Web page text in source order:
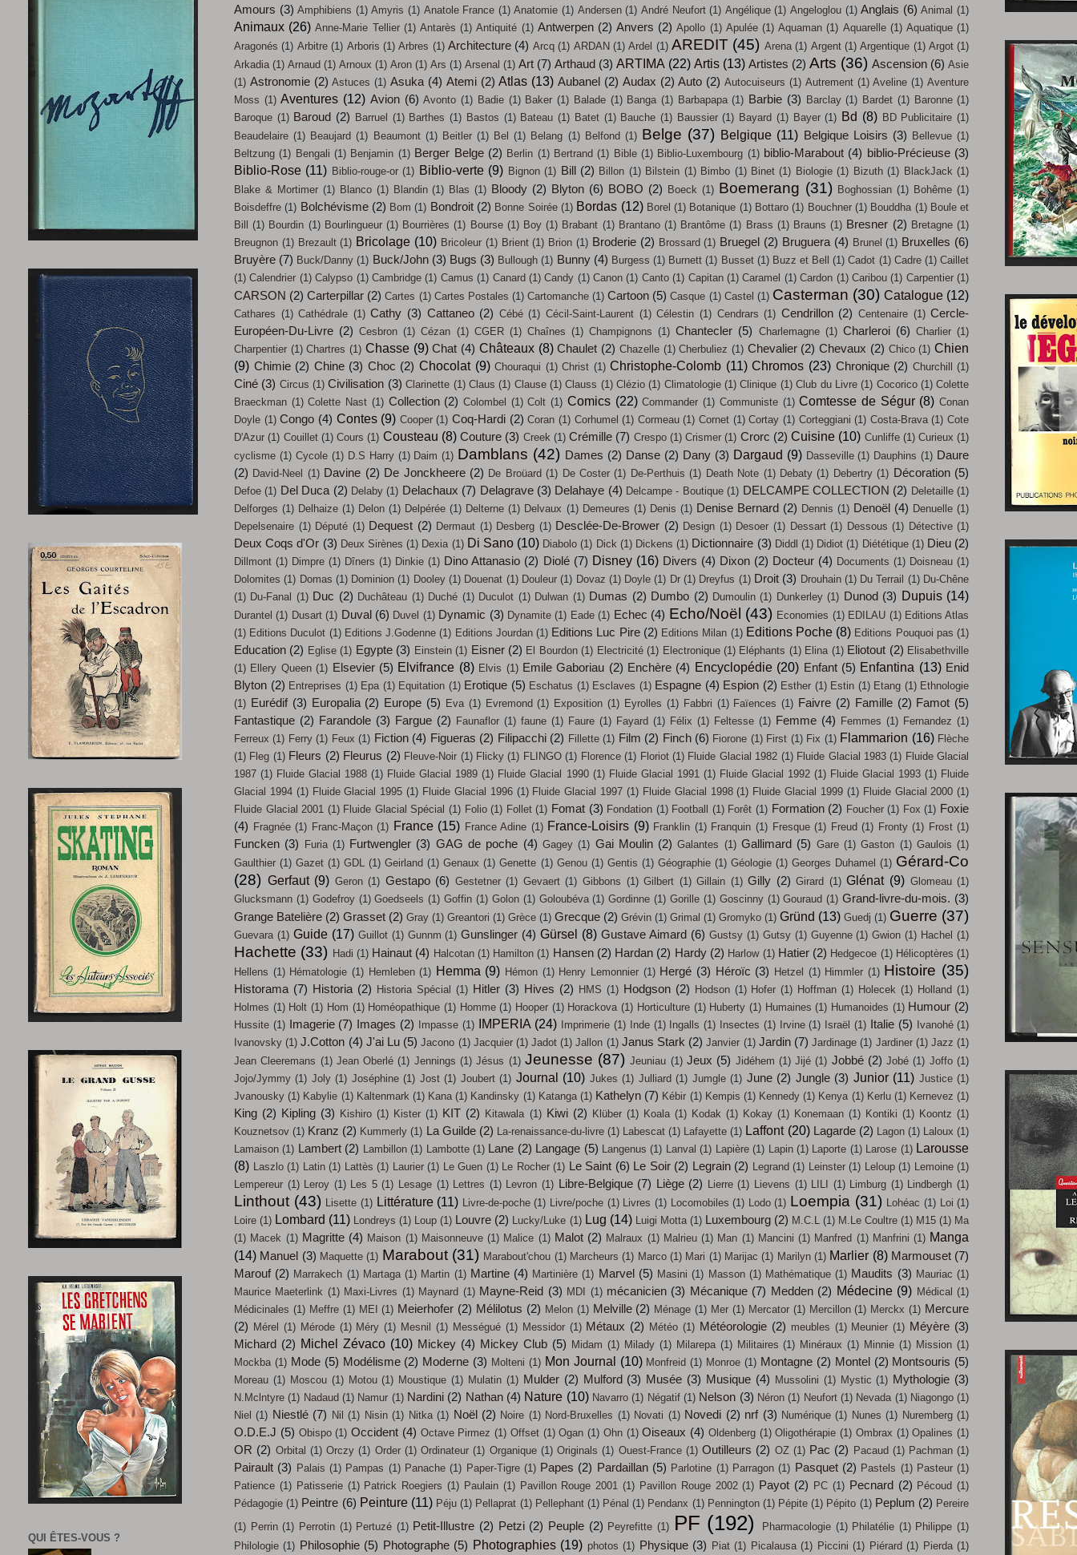
Amours (3) Amphibiens (1) Amyris (1) Anatole France (1) Anatomie (1) Andersen (1) André Neufort (1) Angélique (1) Angeloglou (1) Anglais (6) Animal (1)
Animaux (26) Anne-Marie Tellier (1) Antarès (1) Antiquité (1) Antwerpen (2) Anvers (2) Apollo (1) Apulée (1) Aquaman (1) Aquarelle (1) Aquatique (1)
Aragonés (1) Arbitre (1) Arboris (1) Arbres (1) Architecture (4) Arcq (1) ARDAN (1) Ardel (1) AREDIT (45) Arena (1) Argent (1) Argentique (1) Argot (1)
Arkadia (1) Arnaud (1) Arnoux (1) Aron (1) Ars (1) Arsenal (1) Art (7) Arthaud (3) ARTIMA (22) Artis (13) Artistes (2) Arts (36) Ascension (6) Asie
(1) Astronomie (2) Astuces (1) Asuka (4) Atemi (2) Atlas (13) Aubanel (2) Audax (2) Auto (2) Autocuiseurs (1) Autrement (1) Aveline (1) Aventure
Moss (1) Aventures (12) Avion (6) Avonto (1) Badie (1) Baker (1) Balade (1) Banga (1) Barbapapa (1) Barbie (3) Barclay (1) Bardet (1) Baronne (1)
Baroque (1) Baroud (2) Barruel (1) Barthes (1) Bastos (1) Bateau (1) Batet (1) Bauche (1) Baussier (1) Bayard (1) Bayer (1) Bd (8) BD Publicitaire (1)
Beaudelaire (1) Beaujard (1) Beaumont (1) Beitler (1) Bel (1) Belang (1) Belfond (1) Belge (37) Belgique (11) Belgique Loisirs (3) Bellevue (1)
Beltzung (1) Bengali (1) Benjamin (1) Berger Belge (2) Berlin (1) Bertrand (1) Bible (1) Biblio-Luxembourg (1) biblio-Marabout (4) biblio-Précieuse (3)
Biblio-Rose (11) Biblio-rouge-or (1) Biblio-verte (9) Bignon (1) Bill (2) Billon (1) Bilstein (1) Bimbo (1) Binet (1) Biologie (1) Bizuth (1) BlackJack (1)
Blake & Mortimer (1) Blanco (1) Blandin (1) Blas (1) Bloody (2) Blyton (6) BOBO (2) Boeck (1) Boemerang (31) Boghossian (1) Bohême (1)
Boisdeffre (1) Bolchévisme (2) Bom (1) Bondroit (2) Bonne Soirée (1) Bordas (12) Borel (1) Botanique (1) Bottaro (1) Bouchner (1) Bouddha (1) Boule et
Bill
(1) Bourdin (1) Bourlingueur (1) Bourrières (1) Bourse (1) Boy (1) Brabant (1) Brantano (1) Brantôme (1) Brass (1) Brauns (1) Bresner (2) Bretagne (1)
Breugnon (1) Brezault (1) Bricolage (10) Bricoleur (1) Brient (1) Brion (1) Broderie (2) Brossard (1) Bruegel (2) Bruguera (4) Brunel (1) Bruxelles (6)
Bruyère (7) Buck/Danny (1) Buck/John (3) Bugs (3) Bullough (1) Bunny (4) Burgess (1) Burnett (1) Busset (1) Buzz et Bell (1) Cadot (1) Cadre (1) Caillet
(1) Calendrier (1) Calypso (1) Cambridge (1) Camus (1) Canard (1) Candy (1) Canon (1) Canto (1) Capitan (1) Caramel (1) Cardon (1) Caribou (1) Carpentier (1)
CARSON (2) Carterpillar (2) Cartes (1) Cartes Postales (1) Cartomanche (1) Cartoon (5) Casque (1) Castel (1) Casterman (30) Catalogue (12)
Cathares (1) Cathédrale (1) Cathy (3) Cattaneo (2) Cébé (1) Cécil-Saint-Laurent (1) Célestin (1) Cendrars (1) Cendrillon (2) Centenaire (1) Cercle-
Européen-Du-Livre (2) Cesbron (1) Cézan (1) CGER (1) Chaînes (1) Champignons (1) Chantecler (5) Charlemagne (1) Charleroi (6) Charlier (1)
Charpentier (1) Chartres (1) Chasse (9) Chat (4) Châteaux (8) Chaulet (2) Chazelle (1) Cherbuliez (1) Chevalier (2) Chevaux (2) Chico (1) Chien
(9) Chimie (2) Chine (3) Choc (2) Chocolat (9) Chouraqui (1) Christ (1) Christophe-Colomb (11) Chromos (23) Chronique (2) Churchill (1)
Ciné (3) Circus (1) Civilisation (3) Clarinette (1) Claus (1) Clause (1) Clauss (1) Clézio (1) Climatologie (1) Clinique (1) Club du Livre (1) Cocorico (1) Colette
Braeckman (1) Colette Nast (1) Collection (2) Colombel (1) Colt (1) Comics (22) Commander (1) Communiste (1) Comtesse de Ségur (8) Conan
Doyle (1) Congo (4) Contes (9) Cooper (1) Coq-Hardi (2) Coran (1) Corhumel (1) Cormeau (1) Cornet (1) Cortay (1) Corteggiani (1) Costa-Brava (1) Cote
D'Azur (1) Couillet (1) Cours (1) Cousteau (8) Couture (3) Creek (1) Crémille (7) Crespo (1) Crismer (1) Crorc (2) Cuisine (10) Cunliffe (1) Curieux (1)
cyclisme (1) Cycole (1) D.S Harry (1) Daim (1) Damblans (42) Dames (2) Danse (2) Dany (3) Dargaud (9) Dasseville (1) Dauphins (1) Daure
(2) David-Neel (1) Davine (2) De Jonckheere (2) De Broüard (1) De Coster (1) De-Perthuis (1) Death Note (1) Debaty (1) Debertry (1) Décoration (5)
Defoe (1) Del Duca (2) Delaby (1) Delachaux (7) Delagrave (3) Delahaye (4) Delcampe - Boutique (1) DELCAMPE COLLECTION (2) Deletaille (1)
Delforges (1) Delhaize (1) Delon (1) Delpérée (1) Delterne (1) Delvaux (1) Demeures (1) Denis (1) Denise Bernard (2) Dennis (1) Denoël (4) Denuelle (1)
Depelsenaire (1) Député (1) Dequest (2) Dermaut (1) Desberg (1) Desclée-De-Brower (2) Design (1) Desoer (1) Dessart (1) Dessous (1) Détective (1)
Deux Coqs d'Or (3) Deux Sirènes (1) Dexia (1) Di Sano (10) Diabolo (1) Dick (1) Dickens (1) Dictionnaire (3) Diddl (1) Didiot (1) Diététique (1) Dieu (2)
Dillmont (1) Dimpre (1) Dîners (1) Dinkie (1) Dino Attanasio (2) Diolé (7) Disney (16) Divers (4) Dixon (2) Docteur (4) Documents (1) Doisneau (1)
Dolomites (1) Domas (1) Dominion (1) Dooley (1) Douenat (1) Douleur (1) Dovaz (1) Doyle (1) Dr (1) Dreyfus (1) Droit (3) Drouhain (1) Du Terrail (1) Du-Chêne
(1) Du-Fanal (1) Duc (2) Duchâteau (1) Duché (1) Duculot (1) Dulwan (1) Dumas (2) Dumbo (2) Dumoulin (1) Dunkerley (1) Dunod (3) Dupuis (14)
Durantel (1) Dusart (1) Duval (6) Duvel (1) Dynamic (3) Dynamite (1) Eade (1) Echec (4) Echo/Noël (43) Economies (1) EDILAU (1) Editions Atlas
(1) Editions Duculot (1) Editions J.Godenne (1) Editions Jourdan (1) Editions Luc Pire (2) Editions Milan (1) Editions Poche (8) Editions Pouquoi pas (1)
Education (2) Eglise (1) Egypte (3) Einstein (1) Eisner (2) El Bourdon (1) Electricité (1) Electronique (1) Eléphants (1) Elina (1) Eliotout (2) Elisabethville
(1) Ellery Queen (1) Elsevier (5) Elvifrance (8) Elvis (1) Emile Gaboriau (2) Enchère (4) Encyclopédie (20) Enfant (5) Enfantina (13) Enid
Blyton (2) Entreprises (1) Epa (1) Equitation (1) Erotique (5) Eschatus (1) Esclaves (1) Espagne (4) Espion (2) Esther (1) Estin (1) Etang (1) Ethnologie
(1) Eurédif (3) Europalia (2) Europe (5) Eva (1) Evremond (1) Exposition (1) Eyrolles (1) Fabbri (1) Faïences (1) Faivre (2) Famille (2) Famot (5)
Fantastique (2) Farandole (3) Fargue (2) Faunaflor (1) faune (1) Faure (1) Fayard (1) Félix (1) Feltesse (1) Femme (4) Femmes (1) Fernandez (1)
Ferreux (1) Ferry (1) Feux (1) Fiction (4) Figueras (2) Filipacchi (2) Fillette (1) Film (2) Finch (6) Fiorone (1) First (1) Fix (1) Flammarion (16) Flèche
(1) Fleg (1) Fleurs (2) Fleurus (2) Fleuve-Noir (1) Flicky (1) FLINGO (1) Florence (1) Floriot (1) Fluide Glacial 1982 (1) Fluide Glacial 1983 (1) Fluide Glacial
1987 (1) Fluide Glacial 1988 (1) Fluide Glacial 1989 (1) Fluide Glacial 1990 (1) Fluide Glacial 1991 (1) Fluide Glacial 1992 (1) Fluide Glacial 1993 (1) Fluide
Glacial 1994 (1) Fluide Glacial 1995 (1) Fluide Glacial 1996 (1) Fluide Glacial 1997 (1) Fluide Glacial 1998 (1) Fluide Glacial 1999 (1) Fluide Glacial 2000 (1)
Fluide Glacial 2001 (1) Fluide Glacial Spécial (1) Folio (1) Follet (1) Fomat (3) Fondation (1) Football (1) Forêt (1) Formation (2) Foucher (1) Fox (1) Foxie
(4) Fragnée (1) Franc-Maçon (1) France (15) France Adine (1) France-Loisirs (9) Franklin (1) Franquin (1) Fresque (1) Freud (1) Fronty (1) Frost (1)
Funcken (3) Furia (1) Furtwengler (3) GAG de poche (4) Gagey (1) Gai Moulin (2) Galantes (1) Gallimard (5) Gare (1) Gaston (1) Gaulois (1)
Gaulthier (1) Gazet (1) GDL (1) Geirland (1) Genaux (1) Genette (1) Genou (1) Gentis (1) Géographie (1) Géologie (1) Georges Duhamel (1) Gérard-Co
(28) Gerfaut (9) Geron (1) Gestapo (6) Gestetner (1) Gevaert (1) Gibbons (1) Gilbert (1) Gillain (1) Gilly (2) Girard (1) Glénat (9) Glomeau (1)
Glucksmann (1) Godefroy (1) Goedseels (1) Goffin (1) Golon (1) Goloubéva (1) Gordinne (1) Gorille (1) Goscinny (1) Gouraud (1) Grand-livre-du-mois. (3)
Grange Batelière (2) Grasset (2) Gray (1) Greantori (1) Grèce (1) Grecque (2) Grévin (1) Grimal (1) Gromyko (1) Gründ (13) Guedj (1) Guerre (37)
Guevara (1) Guide (17) Guillot (1) Gunnm (1) Gunslinger (4) Gürsel (8) Gustave Aimard (6) Gustsy (1) Gutsy (1) Guyenne (1) Gwion (1) Hachel (1)
Hachette (33) Hadi (1) Hainaut (4) Halcotan (1) Hamilton (1) Hansen (2) Hardan (2) Hardy (2) Harlow (1) Hatier (2) Hedgecoe (1) Hélicoptères (1)
Hellens (1) Hématologie (1) Hemleben (1) Hemma (9) Hémon (1) Henry Lemonnier (1) Hergé (3) Héroïc (3) Hetzel (1) Himmler (1) Histoire (35)
Historama (7) Historia (2) Historia Spécial (1) Hitler (3) Hives (2) HMS (1) Hodgson (2) Hodson (1) Hofer (1) Hoffman (1) Holecek (1) Holland (1)
Holmes (1) Holt (1) Hom (1) Homéopathique (1) Homme (1) Hooper (1) Horackova (1) Horticulture (1) Huberty (1) Humaines (1) Humanoides (1) Humour (2)
Hussite (1) Imagerie (7) Images (2) Impasse (1) IMPERIA (24) Imprimerie (1) Inde (1) Ingalls (1) Insectes (1) Irvine (1) Israël (1) Italie (5) Ivanohé (1)
Ivanovsky (1) J.Cotton (4) J'ai Lu (5) Jacono (1) Jacquier (1) Jadot (1) Jallon (1) Janus Stark (2) Janvier (1) Jardin (7) Jardinage (1) Jardiner (1) Jazz (1)
Jean Cleeremans (1) Jean Oberlé (1) Jennings (1) Jésus (1) Jeunesse (87) Jeuniau (1) Jeux (5) Jidéhem (1) Jijé (1) Jobbé (2) Jobé (1) Joffo (1)
Jojo/Jymmy (1) Joly (1) Joséphine (1) Jost (1) Joubert (1) Journal (10) Jukes (1) Julliard (1) Jumgle (1) June (2) Jungle (3) Junior (11) Justice (1)
Jvanousky (1) Kabylie (1) Kaltenmark (1) Kana (1) Kandinsky (1) Katanga (1) Kathelyn (7) Kébir (1) Kempis (1) Kennedy (1) Kenya (1) Kerlu (1) Kernevez (1)
King (2) Kipling (3) Kishiro (1) Kister (1) KIT (2) Kitawala (1) Kiwi (2) Klüber (1) Koala (1) Kodak (1) Kokay (1) Konemaan (1) Kontiki (1) Koontz (1)
Kouznetsov (1) Kranz (2) Kummerly (1) La Guilde (2) La-renaissance-du-livre (1) Labescat (1) Lafayette (1) Laffont (20) Lagarde (2) Lagon (1) Laloux (1)
Lamaison (1) Lambert (2) Lambillon (1) Lambotte (1) Lane (2) Langage (5) Langenus (1) Lanval (1) Lapière (1) Lapin (1) Laporte (1) Larose (1) Larousse
(8) Laszlo (1) Latin (1) Lattès (1) Laurier (1) Le Guen (1) Le Rocher (1) Le Saint (6) Le Soir (2) Legrain (2) Legrand (1) Leinster (1) Leloup (1) Lemoine (1)
Lempereur (1) Leroy (1) Les 5 (1) Lesage (1) Lettres (1) Levron (1) Libre-Belgique (7) Liège (2) Lierre (1) Lievens (1) LILI (1) Limburg (1) Lindbergh (1)
Linthout (43) Lisette (1) Littérature (11) Livre-de-poche (1) Livre/poche (1) Livres (1) Locomobiles (1) Lodo (1) Loempia (31) Lohéac (1) Loi (1)
Loire (1) Lombard (11) Londreys (1) Loup (1) Louvre (2) Lucky/Luke (1) Lug (14) Luigi Motta (1) Luxembourg (2) M.C.L (1) M.Le Coultre (1) M15 (1) Ma
(1) Macek (1) Magritte (4) Maison (1) Maisonneuve (1) Malice (1) Malot (2) Malraux (1) Malrieu (1) Man (1) Mancini (1) Manfred (1) Manfrini (1) Manga
(14) Manuel (3) Maquette (1) Marabout (31) Marabout'chou (1) Marcheurs (1) Marco (1) Mari (1) Marijac (1) Marilyn (1) Marlier (8) Marmouset (7)
Marouf (2) Marrakech (1) Martaga (1) Martin (1) Martine (4) Martinière (1) Marvel (5) Masini (1) Masson (1) Mathématique (1) Maudits (3) Mauriac (1)
Maurice Maeterlink (1) Maxi-Livres (1) Maynard (1) Mayne-Reid (3) MDI (1) mécanicien (3) Mécanique (7) Medden (2) Médecine (9) Médical (1)
Médicinales (1) Meffre (1) MEI (1) Meierhofer (2) Mélilotus (2) Melon (1) Melville (2) Ménage (1) Mer (1) Mercator (1) Mercillon (1) Merckx (1) Mercure
(2) Mérel (1) Mérode (1) Méry (1) Mesnil (1) Mességué (1) Messidor (1) Métaux (2) Météo (1) Météorologie (2) meubles (1) Meunier (1) Méyère (3)
Michard (2) Michel Zévaco (10) Mickey (4) Mickey Club (5) Midam (1) Milady (1) Milarepa (1) Militaires (1) Minéraux (1) Minnie (1) Mission (1)
Mockba (1) Mode (5) Modélisme (2) Moderne (3) Molteni (1) Mon Journal (10) Monfreid (1) Monroe (1) Montagne (2) Montel (2) Montsouris (5)
Moreau (1) Moscou (1) Motou (1) Moustique (1) Mulatin (1) Mulder (2) Mulford (3) Musée (3) Musique (4) Mussolini (1) Mystic (1) Mythologie (3)
N.Mclntyre (1) Nadaud (1) Namur (1) Nardini (2) Nathan (4) Nature (10) Navarro (1) Négatif (1) Nelson (3) Néron (1) Neufort (1) Nevada (1) Niagongo (1)
Niel (1) Niestlé (7) Nil (1) Nisin (1) Nitka (1) Noël (2) Noire (1) Nord-Bruxelles (1) Novati (1) Novedi (2) nrf (3) Numérique (1) Nunes (1) Nuremberg (1)
O.D.E.J (5) Obispo (1) Occident (4) Octave Pirmez (1) Offset (1) Ogan (1) Ohn (1) Oiseaux (4) Oldenberg (1) Oligothérapie (1) Ombrax (1) Opalines (1)
OR (2) Orbital (1) Orczy (1) Order (1) Ordinateur (1) Organique (1) Originals (1) Ouest-France (1) Outilleurs (2) OZ (1) Pac (2) Pacaud (1) Pachman (1)
Pairault (3) Palais (1) Pampas (1) Panache (1) Paper-Tigre (1) Papes (2) Pardaillan (5) Parlotine (1) Parragon (1) Pasquet (2) Pastels (1) Pasteur (1)
Patience (1) Patisserie (1) Patrick Roegiers (1) Paulain (1) Pavillon Rouge 2001 (1) Pavillon Rouge 2002 (1) Payot (2) PC (1) Pecnard (2) Pécoud (1)
Pédagogie (1) Peintre (6) Peinture (11) Péju (1) Pellaprat (1) Pellephant (1) Pénal (1) Pendanx (1) Pennington (1) Pépite (1) Pépito (1) Peplum (2) Pereire
(1) Perrin (1) Perrotin (1) Pertuzé (1) Petit-Illustre (2) Petzi (2) Peuple (2) Peyrefitte (1) PF (192) Pharmacologie (1) Philatélie (1) Philippe (1)
Philologie (1) Philosophie (5) Photographe (5) Photographies (19) photos (1) Physique (3) Piat (1) Picalausa (1) Piccini (1) Piérard (1) Pierda (1)
QUI ÊTES-VOUS ?